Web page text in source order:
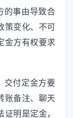
的事由导致合
策变化、不可
金方有权要求
交付定金方要
账备注、聊天
明是定金，